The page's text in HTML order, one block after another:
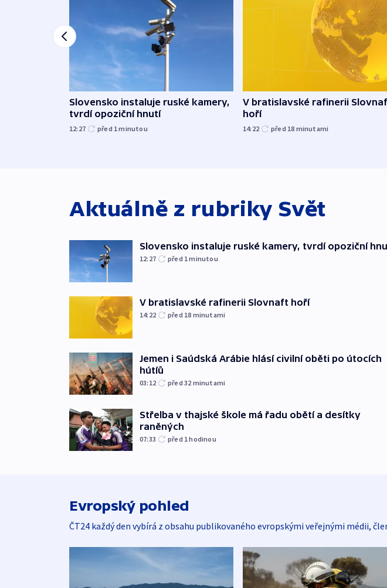
Slovensko instaluje ruské kamery,
tvrdí opoziční hnutí
12:27 před 1minutou
V bratislavské rafinerii
hoří
14:22 před 18 minutami
Aktuálně z rubriky Svět
Slovensko instaluje ruské kamery, tvrdí opoziční
12:27 před 1minutou
V bratislavské rafinerii Slovnaft hoří
14:22 před 18 minutami
Jemen i Saúdská Arábie hlásí civilní oběti po útocích
hútíů
03:12 před 32 minutami
Střelba v thajské škole má řadu obětí a desítky
raněných
07:33 před 1hodinou
Evropský pohled
ČT24 každý den vybírá z obsahu publikovaného evropskými veřejnými médii,